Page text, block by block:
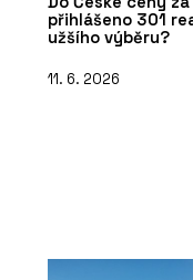
přihlášeno 301
užšího výběru?
11. 6. 2026